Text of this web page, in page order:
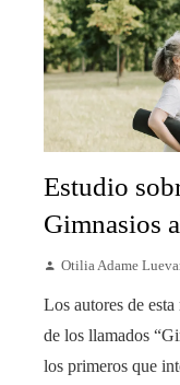
Estudio
Gimnasios
Otilia Adame
Los autores de
de los llamados
los primeros que